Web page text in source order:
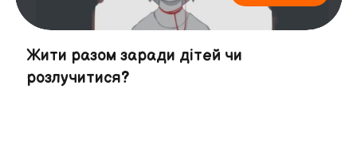
Жити разом заради дітей чи
розлучитися?